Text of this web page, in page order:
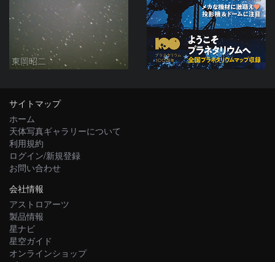
東岡昭二
サイトマップ
ホーム
天体写真ギャラリーについて
利用規約
ログイン/新規登録
お問い合わせ
会社情報
アストロアーツ
製品情報
星ナビ
星空ガイド
オンラインショップ